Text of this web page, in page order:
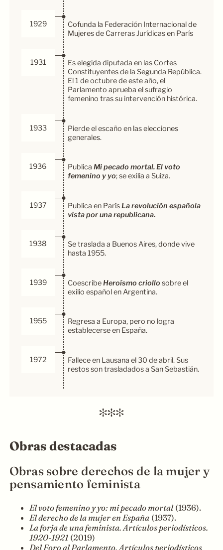
1929
Cofunda la Federación Internacional de
Mujeres de Carreras Jurídicas en París
1931
Es elegida diputada en las Cortes
Constituyentes de la Segunda República.
El 1 de octubre de este año, el
Parlamento aprueba el sufragio
femenino tras su intervención histórica.
1933
Pierde el escaño en las elecciones
generales.
1936 Publica Mi pecado mortal. El voto
femenino y yo; se exilia a Suiza.
1937 Publica en ParísLa revolución española
vista por una republicana.
1938
Se traslada a Buenos Aires, donde vive
hasta 1955.
1939 CoescribeHeroísmo criollo sobre el
exilio español en Argentina.
1955
Regresa a Europa, pero no logra
establecerse en España.
1972
Fallece en Lausana el 30 de abril. Sus
restos son trasladados a San Sebastián.
Obras destacadas
Obras sobre derechos de la mujer y
pensamiento feminista
El voto femenino y yo: mi pecado mortal(1936).
El derecho de la mujer en España(1937).
La forja de una feminista. Artículos periodísticos.
1920-1921(2019)
Del Foro al Parlamento. Artículos periodísticos